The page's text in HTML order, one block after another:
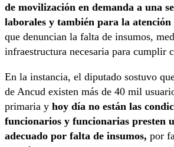
de movilización en demanda a una
laborales y también para la atención
que denuncian la falta de insumos,
infraestructura necesaria para cumplir
En la instancia, el diputado sostuvo
de Ancud existen más de 40 mil
primaria y hoy día no están las
funcionarios y funcionarias presten
adecuado por falta de insumos, por